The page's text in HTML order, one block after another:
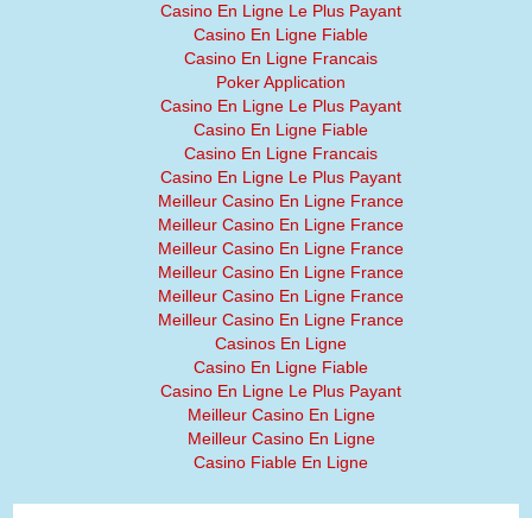
Casino En Ligne Le Plus Payant
Casino En Ligne Fiable
Casino En Ligne Francais
Poker Application
Casino En Ligne Le Plus Payant
Casino En Ligne Fiable
Casino En Ligne Francais
Casino En Ligne Le Plus Payant
Meilleur Casino En Ligne France
Meilleur Casino En Ligne France
Meilleur Casino En Ligne France
Meilleur Casino En Ligne France
Meilleur Casino En Ligne France
Meilleur Casino En Ligne France
Casinos En Ligne
Casino En Ligne Fiable
Casino En Ligne Le Plus Payant
Meilleur Casino En Ligne
Meilleur Casino En Ligne
Casino Fiable En Ligne